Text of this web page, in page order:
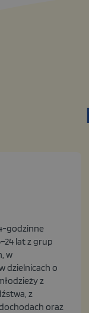
godzinne
lat z grup
w
dzielnicach o
z
z
oraz